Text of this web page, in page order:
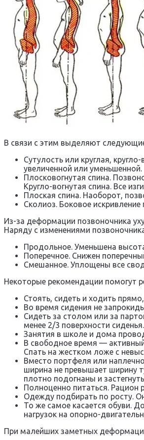
В связи с этим выделяют
Сутулость или круглая,
увеличенной или уменьшенной.
Плосковогнутая спина.
Кругло-вогнутая спина. Все
Плоская спина. Наоборот,
Сколиоз. Боковое
Из-за деформации позвоночника
Наряду с изменениями
Продольное. Уменьшена
Поперечное. Снижен
Смешанное. Уплощены все
Некоторые рекомендации помогут
Стоять, сидеть и ходить
Во время сидения не
Сидеть за столом или за
менее 2/3 поверхности
Занятия в школе и дома
В свободное время —
Спать на жестком ложе с
Вместо портфеля или
ширина не превышает ширину
плотно подогнаны и
Полноценно питаться.
Одежду подбирать по росту.
То же самое касается обуви.
нагрузок на опорно-
При малейших заметных